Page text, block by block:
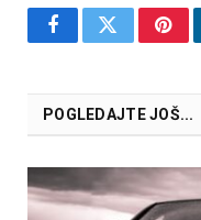
FacebookTwitter
POGLEDAJTE JOŠ...